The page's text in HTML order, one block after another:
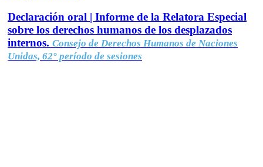
Declaración oral | Informe de la Relatora Especial
sobre los derechos humanos de los desplazados
internos. Consejo de Derechos Humanos de Naciones
Unidas, 62° período de sesiones